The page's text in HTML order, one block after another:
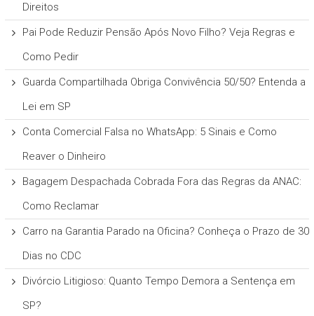
Direitos
Pai Pode Reduzir Pensão Após Novo Filho? Veja Regras e
Como Pedir
Guarda Compartilhada Obriga Convivência 50/50? Entenda a
Lei em SP
Conta Comercial Falsa no WhatsApp: 5 Sinais e Como
Reaver o Dinheiro
Bagagem Despachada Cobrada Fora das Regras da ANAC:
Como Reclamar
Carro na Garantia Parado na Oficina? Conheça o Prazo de 30
Dias no CDC
Divórcio Litigioso: Quanto Tempo Demora a Sentença em
SP?